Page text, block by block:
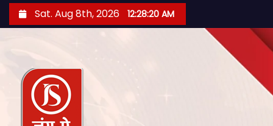
Sat. Aug 8th, 2026 12:28:21 AM